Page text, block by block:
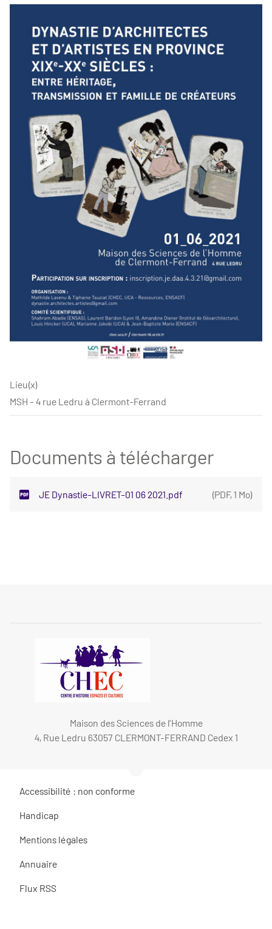
Lieu(x)
MSH - 4 rue Ledru à Clermont-Ferrand
Documents à télécharger
JE Dynastie-LIVRET-01 06 2021.pdf (PDF,1 Mo)
Maison des Sciences de l’Homme
4, Rue Ledru 63057 CLERMONT-FERRAND Cedex 1
Accessibilité : non conforme
Handicap
Mentions légales
Annuaire
Flux RSS